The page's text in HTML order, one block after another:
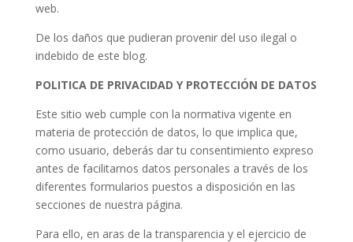
web.
De los daños que pudieran provenir del uso ilegal o
indebido de este blog.
POLITICA DE PRIVACIDAD Y PROTECCIÓN DE DATOS
Este sitio web cumple con la normativa vigente en
materia de protección de datos, lo que implica que,
como usuario, deberás dar tu consentimiento expreso
antes de facilitarnos datos personales a través de los
diferentes formularios puestos a disposición en las
secciones de nuestra página.
Para ello, en aras de la transparencia y el ejercicio de